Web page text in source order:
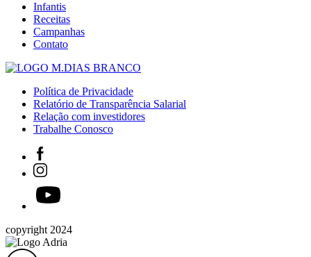
Infantis
Receitas
Campanhas
Contato
Política de Privacidade
Relatório de Transparência Salarial
Relação com investidores
Trabalhe Conosco
copyright 2024